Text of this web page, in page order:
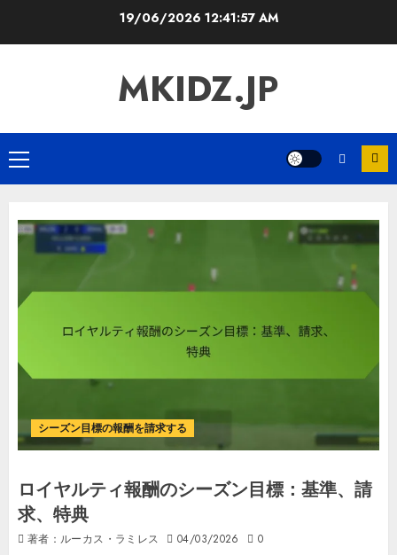
19/06/2026 12:41:58 AM
MKIDZ.JP
Primary
Menu
シーズン目標の報酬を請求する
ロイヤルティ報酬のシーズン目標：基準、請
求、特典
著者：ルーカス・ラミレス 04/03/2026 0